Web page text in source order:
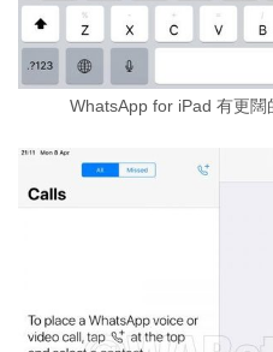
WhatsApp for iPad 有更闊